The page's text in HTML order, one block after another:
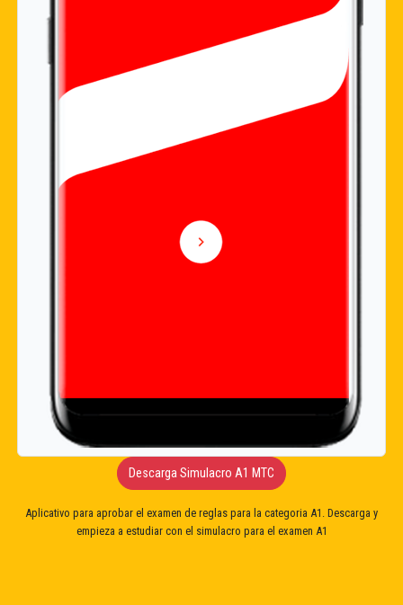
Descarga Simulacro A1 MTC
Aplicativo para aprobar el examen de reglas para la categoria A1. Descarga y
empieza a estudiar con el simulacro para el examen A1